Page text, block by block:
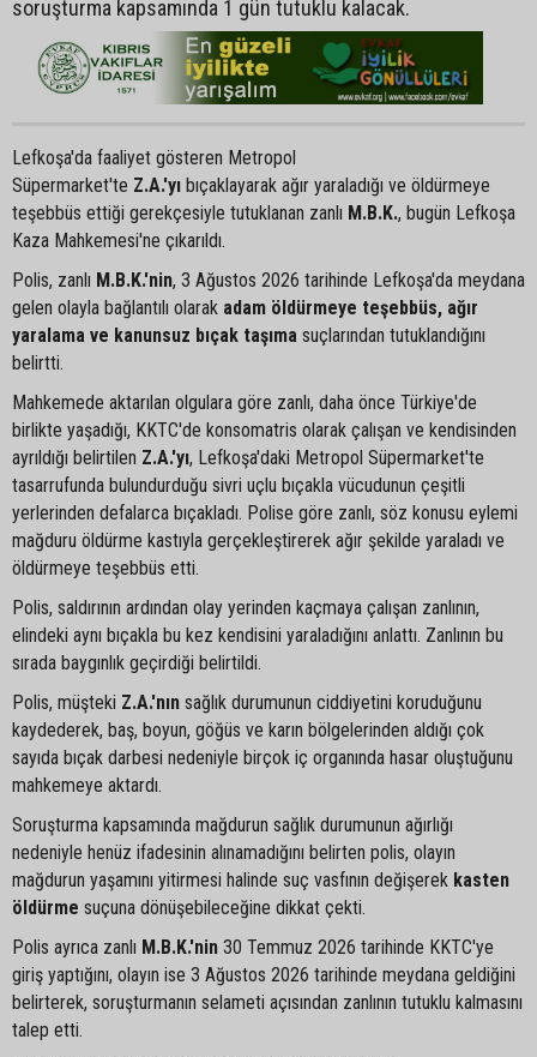
soruşturma kapsamında 1 gün tutuklu kalacak.
Lefkoşa'da faaliyet gösteren Metropol
Süpermarket'te Z.A.'yı bıçaklayarak ağır yaraladığı ve öldürmeye
teşebbüs ettiği gerekçesiyle tutuklanan zanlı M.B.K., bugün Lefkoşa
Kaza Mahkemesi'ne çıkarıldı.
Polis, zanlı M.B.K.'nin, 3 Ağustos 2026 tarihinde Lefkoşa'da meydana
gelen olayla bağlantılı olarak adam öldürmeye teşebbüs, ağır
yaralama ve kanunsuz bıçak taşıma suçlarından tutuklandığını
belirtti.
Mahkemede aktarılan olgulara göre zanlı, daha önce Türkiye'de
birlikte yaşadığı, KKTC'de konsomatris olarak çalışan ve kendisinden
ayrıldığı belirtilen Z.A.'yı, Lefkoşa'daki Metropol Süpermarket'te
tasarrufunda bulundurduğu sivri uçlu bıçakla vücudunun çeşitli
yerlerinden defalarca bıçakladı. Polise göre zanlı, söz konusu eylemi
mağduru öldürme kastıyla gerçekleştirerek ağır şekilde yaraladı ve
öldürmeye teşebbüs etti.
Polis, saldırının ardından olay yerinden kaçmaya çalışan zanlının,
elindeki aynı bıçakla bu kez kendisini yaraladığını anlattı. Zanlının bu
sırada baygınlık geçirdiği belirtildi.
Polis, müşteki Z.A.'nın sağlık durumunun ciddiyetini koruduğunu
kaydederek, baş, boyun, göğüs ve karın bölgelerinden aldığı çok
sayıda bıçak darbesi nedeniyle birçok iç organında hasar oluştuğunu
mahkemeye aktardı.
Soruşturma kapsamında mağdurun sağlık durumunun ağırlığı
nedeniyle henüz ifadesinin alınamadığını belirten polis, olayın
mağdurun yaşamını yitirmesi halinde suç vasfının değişerek kasten
öldürme suçuna dönüşebileceğine dikkat çekti.
Polis ayrıca zanlı M.B.K.'nin 30 Temmuz 2026 tarihinde KKTC'ye
giriş yaptığını, olayın ise 3 Ağustos 2026 tarihinde meydana geldiğini
belirterek, soruşturmanın selameti açısından zanlının tutuklu kalmasını
talep etti.